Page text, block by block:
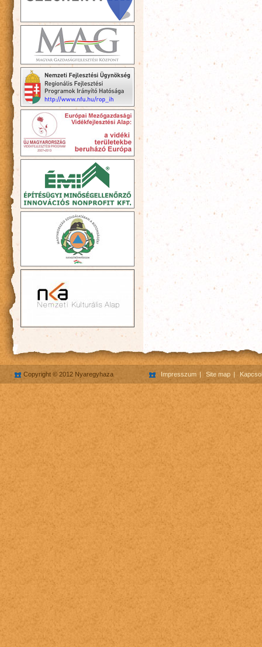
Copyright © 2012 Nyaregyhaza Impresszum Site map